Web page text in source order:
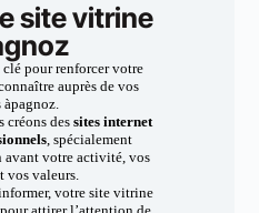
site vitrine
pour renforcer votre
auprès de vos
créons dessites internet
, spécialement
avant votre activité, vos
vos valeurs.
votre site vitrine